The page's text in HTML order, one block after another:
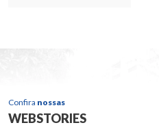
Confira nossas
WEBSTORIES